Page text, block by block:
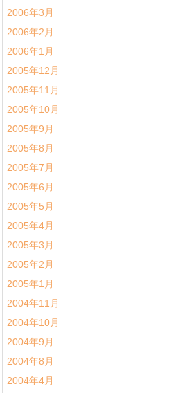
2006年3月
2006年2月
2006年1月
2005年12月
2005年11月
2005年10月
2005年9月
2005年8月
2005年7月
2005年6月
2005年5月
2005年4月
2005年3月
2005年2月
2005年1月
2004年11月
2004年10月
2004年9月
2004年8月
2004年4月